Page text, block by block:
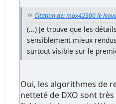
Citation de: max42300 le
(...) Je trouve que les
sensiblement mieux
surtout visible sur le
Oui, les algorithmes de
netteté de DXO sont très